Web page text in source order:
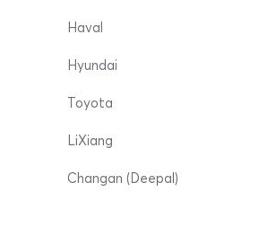
Haval
Hyundai
Toyota
LiXiang
Changan (Deepal)